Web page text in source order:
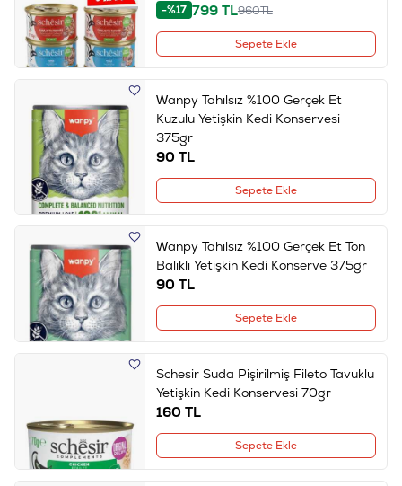
-%17 799TL960TL
Sepete Ekle
Wanpy Tahılsız %100 Gerçek Et
Kuzulu Yetişkin Kedi Konservesi
375gr
90 TL
Sepete Ekle
Wanpy Tahılsız %100 Gerçek Et Ton
Balıklı Yetişkin Kedi Konserve 375gr
90 TL
Sepete Ekle
Schesir Suda Pişirilmiş Fileto Tavuklu
Yetişkin Kedi Konservesi 70gr
160 TL
Sepete Ekle